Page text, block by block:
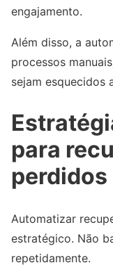
engajamento.
Além disso, a
processos
sejam esquecidos
para
perdidos
Automatizar
estratégico. Não
repetidamente.